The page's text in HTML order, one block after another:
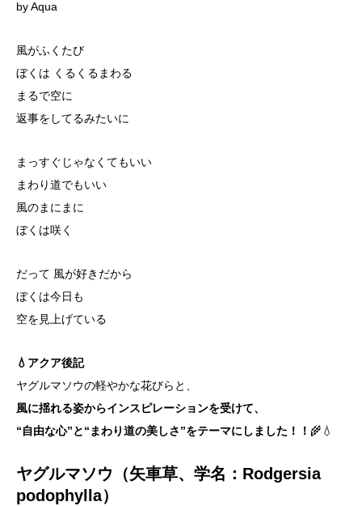
by Aqua
風がふくたび
ぼくは くるくるまわる
まるで空に
返事をしてるみたいに
まっすぐじゃなくてもいい
まわり道でもいい
風のまにまに
ぼくは咲く
だって 風が好きだから
ぼくは今日も
空を見上げている
💧アクア後記
ヤグルマソウの軽やかな花びらと、
風に揺れる姿からインスピレーションを受けて、
“自由な心”と“まわり道の美しさ”をテーマにしました！！ 🌾💧
ヤグルマソウ（矢車草、学名：Rodgersia
podophylla）